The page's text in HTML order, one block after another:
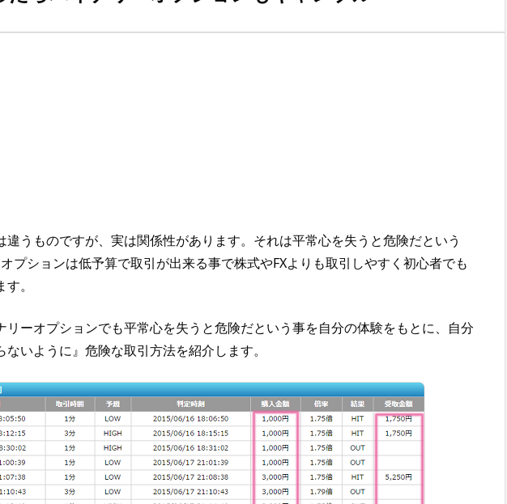
違うものですが、実は関係性があります。それは平常心を失うと危険だという
プションは低予算で取引が出来る事で株式やFXよりも取引しやすく初心者でも
。
リーオプションでも平常心を失うと危険だという事を自分の体験をもとに、自分
いように』危険な取引方法を紹介します。